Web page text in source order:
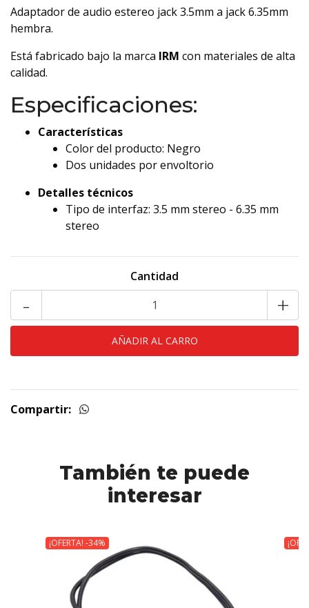
Adaptador de audio estereo jack 3.5mm a jack 6.35mm
hembra.
Está fabricado bajo la marca IRM con materiales de alta
calidad.
Especificaciones:
Características
Color del producto: Negro
Dos unidades por envoltorio
Detalles técnicos
Tipo de interfaz: 3.5 mm stereo - 6.35 mm
stereo
Cantidad
- +
Compartir:
También te puede
interesar
¡OFERTA! -34%